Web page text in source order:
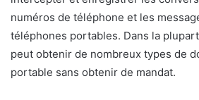
numéros de téléphone et les
téléphones portables. Dans la
peut obtenir de nombreux types de
portable sans obtenir de mandat.